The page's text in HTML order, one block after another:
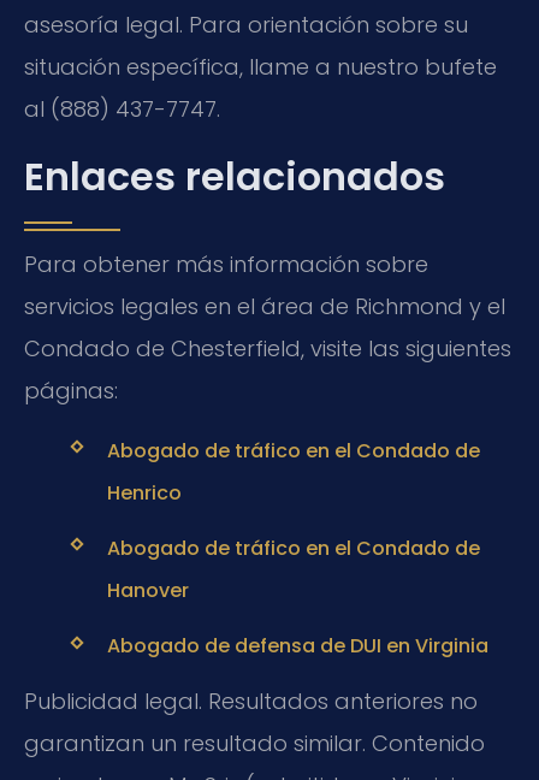
asesoría legal. Para orientación sobre su
situación específica, llame a nuestro bufete
al (888) 437-7747.
Enlaces relacionados
Para obtener más información sobre
servicios legales en el área de Richmond y el
Condado de Chesterfield, visite las siguientes
páginas:
Abogado de tráfico en el Condado de
Henrico
Abogado de tráfico en el Condado de
Hanover
Abogado de defensa de DUI en Virginia
Publicidad legal. Resultados anteriores no
garantizan un resultado similar. Contenido